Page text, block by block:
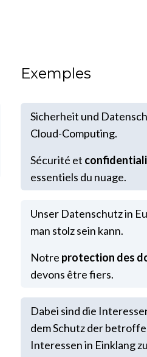
Exemples
Sicherheit und
Cloud-Computing.
Sécurité et
essentiels du nuage.
Unser Datenschutz in
man stolz sein kann.
Notre protection des
devons être fiers.
Dabei sind die
dem Schutz der
Interessen in Einklang